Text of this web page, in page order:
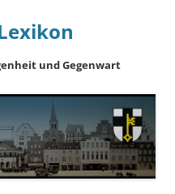
und Gegenwart